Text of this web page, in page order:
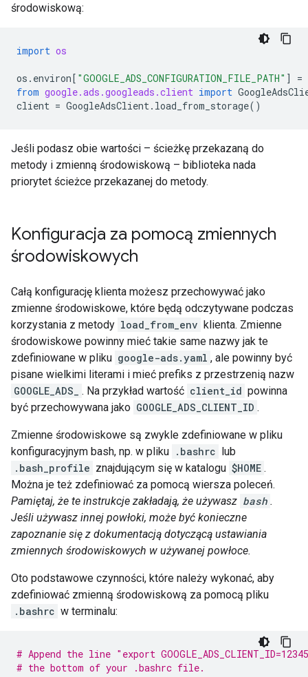
środowiskową:
import os
os . environ[ "GOOGLE_ADS_CONFIGURATION_FILE_PATH" ]
=
from google.ads.googleads.client import
client = GoogleAdsClient. load_from_storage()
Jeśli podasz obie wartości – ścieżkę przekazaną do
metody i zmienną środowiskową – biblioteka nada
priorytet ścieżce przekazanej do metody.
Konfiguracja za pomocą zmiennych
środowiskowych
Całą konfigurację klienta możesz przechowywać jako
zmienne środowiskowe, które będą odczytywane podczas
korzystania z metody load_from_env klienta. Zmienne
środowiskowe powinny mieć takie same nazwy jak te
zdefiniowane w pliku google-ads.yaml , ale powinny być
pisane wielkimi literami i mieć prefiks z przestrzenią nazw
GOOGLE_ADS_
. Na przykład wartość client_id powinna
być przechowywana jako GOOGLE_ADS_CLIENT_ID .
Zmienne środowiskowe są zwykle zdefiniowane w pliku
konfiguracyjnym bash, np. w pliku .bashrc lub
.bash_profile znajdującym się w katalogu $HOME .
Można je też zdefiniować za pomocą wiersza poleceń.
Pamiętaj, że te instrukcje zakładają, że używasz bash .
Jeśli używasz innej powłoki, może być konieczne
zapoznanie się z dokumentacją dotyczącą ustawiania
zmiennych środowiskowych w używanej powłoce.
Oto podstawowe czynności, które należy wykonać, aby
zdefiniować zmienną środowiskową za pomocą pliku
.bashrc w terminalu:
# Append the line "export
# the bottom of your .bashrc file.